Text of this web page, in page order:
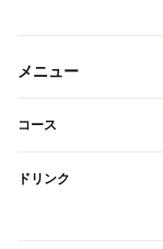
メニュー
コース
ドリンク